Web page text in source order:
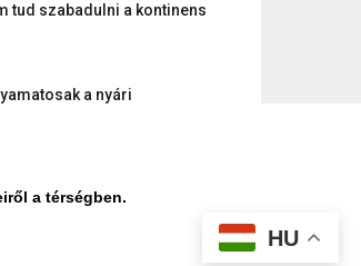
a térségben.
tud szabadulni a kontinens
a nyári
HU